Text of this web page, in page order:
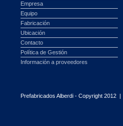
Empresa
Equipo
Fabricación
Ubicación
Contacto
Política de Gestión
Información a proveedores
Prefabricados Alberdi - Copyright 2012 |